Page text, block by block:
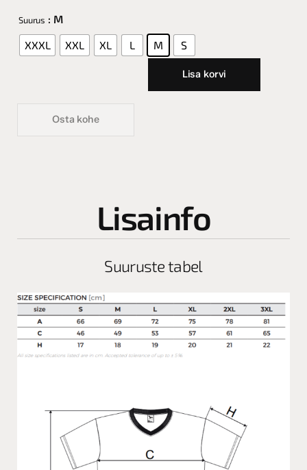
Suurus : M
XXXL
XXL XL L M S
Lisa korvi
Osta kohe
Lisainfo
Suuruste tabel